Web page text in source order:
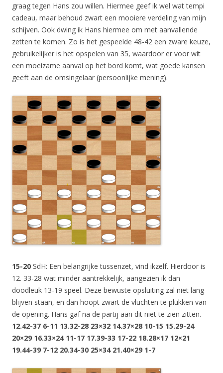
graag tegen Hans zou willen. Hiermee geef ik wel wat tempi
cadeau, maar behoud zwart een mooiere verdeling van mijn
schijven. Ook dwing ik Hans hiermee om met aanvallende
zetten te komen. Zo is het gespeelde 48-42 een zware keuze,
gebruikelijker is het opspelen van 35, waardoor er voor wit
een moeizame aanval op het bord komt, wat goede kansen
geeft aan de omsingelaar (persoonlijke mening).
15-20 SdH: Een belangrijke tussenzet, vind ikzelf. Hierdoor is
12. 33-28 wat minder aantrekkelijk, aangezien ik dan
doodleuk 13-19 speel. Deze bewuste opsluiting zal niet lang
blijven staan, en dan hoopt zwart de vluchten te plukken van
de opening. Hans gaf na de partij aan dit niet te zien zitten.
12.42-37 6-11 13.32-28 23×32 14.37×28 10-15 15.29-24
20×29 16.33×24 11-17 17.39-33 17-22 18.28×17 12×21
19.44-39 7-12 20.34-30 25×34 21.40×29 1-7